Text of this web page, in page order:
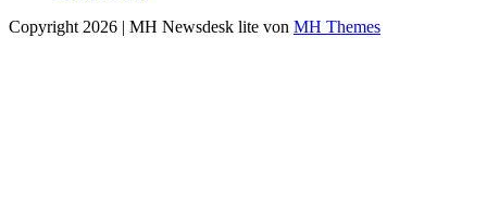
Copyright 2026 | MH Newsdesk lite von MH Themes